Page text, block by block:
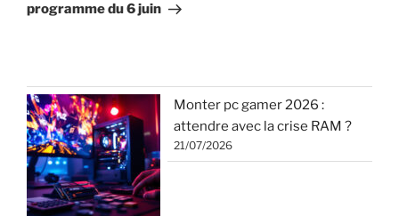
programme du 6 juin
Monter pc gamer 2026 :
attendre avec la crise RAM ?
21/07/2026